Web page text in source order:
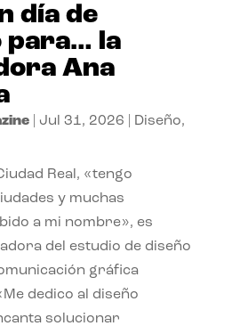
día de
para… la
Ana
| Jul 31, 2026 Diseño,
Real, «tengo
y muchas
a mi nombre», es
del estudio de diseño
gráfica
dedico al diseño
solucionar